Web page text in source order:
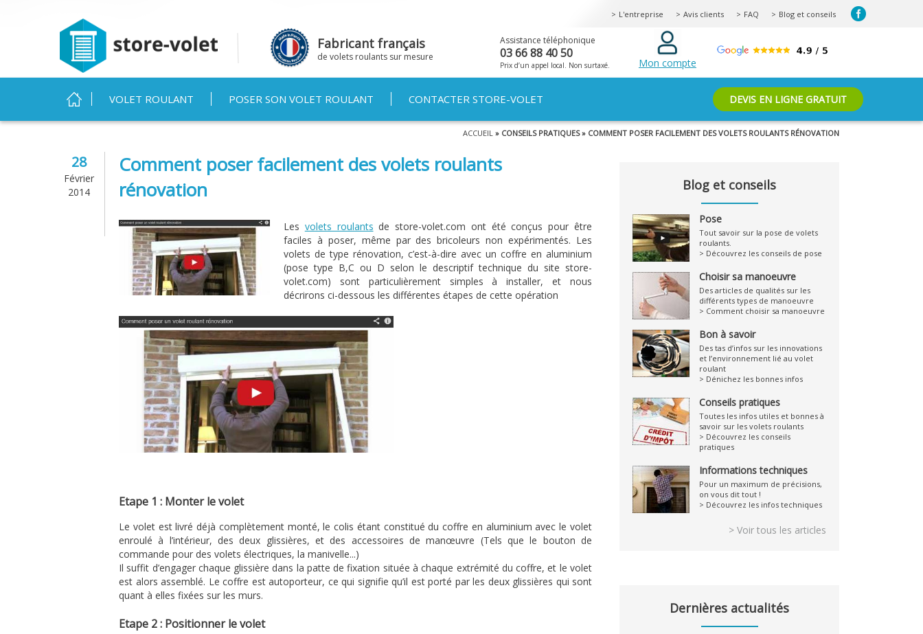
Fabricant français
de volets roulants sur mesure
L'entreprise Avis clients FAQ Blog et conseils
Assistance téléphonique
03 66 88 40 50
Prix d’un appel local. Non surtaxé. Mon compte
VOLET ROULANT
POSER SON VOLET ROULANT CONTACTER STORE-VOLET DEVIS EN LIGNE GRATUIT
Vous êtes ici ACCUEIL » CONSEILS PRATIQUES » COMMENT POSER FACILEMENT DES VOLETS ROULANTS RÉNOVATION
28
Février
2014
Comment poser facilement des volets roulants
rénovation
Les volets roulants de store-volet.com ont été conçus pour être
faciles à poser, même par des bricoleurs non expérimentés. Les
volets de type rénovation, c’est-à-dire avec un coffre en aluminium
(pose type B,C ou D selon le descriptif technique du site store-
volet.com) sont particulièrement simples à installer, et nous
décrirons ci-dessous les différentes étapes de cette opération
Etape 1 : Monter le volet
Le volet est livré déjà complètement monté, le colis étant constitué du coffre en aluminium avec le volet
enroulé à l’intérieur, des deux glissières, et des accessoires de manœuvre (Tels que le bouton de
commande pour des volets électriques, la manivelle...)
Il suffit d’engager chaque glissière dans la patte de fixation située à chaque extrémité du coffre, et le volet
est alors assemblé. Le coffre est autoporteur, ce qui signifie qu’il est porté par les deux glissières qui sont
quant à elles fixées sur les murs.
Etape 2 : Positionner le volet
Blog et conseils
Pose
Tout savoir sur la pose de volets
roulants.
> Découvrez les conseils de pose
Choisir sa manoeuvre
Des articles de qualités sur les
différents types de manoeuvre
> Comment choisir sa manoeuvre
Bon à savoir
Des tas d’infos sur les innovations
et l’environnement lié au volet
roulant
> Dénichez les bonnes infos
Conseils pratiques
Toutes les infos utiles et bonnes à
savoir sur les volets roulants
> Découvrez les conseils
pratiques
Informations techniques
Pour un maximum de précisions,
on vous dit tout !
> Découvrez les infos techniques
> Voir tous les articles
Dernières actualités